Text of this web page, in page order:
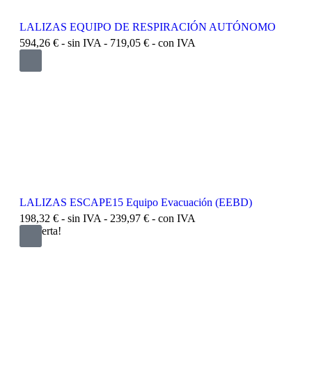
LALIZAS EQUIPO DE RESPIRACIÓN AUTÓNOMO
594,26 € - sin IVA - 719,05 € - con IVA
LALIZAS ESCAPE15 Equipo Evacuación (EEBD)
198,32 € - sin IVA - 239,97 € - con IVA
¡Oferta!